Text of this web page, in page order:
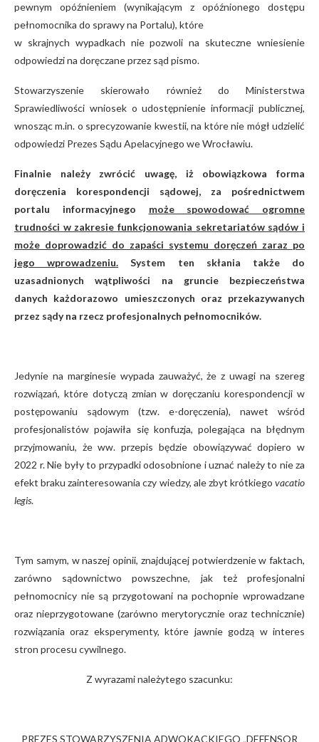
pewnym opóźnieniem (wynikającym z opóźnionego dostępu
pełnomocnika do sprawy na Portalu), które
w skrajnych wypadkach nie pozwoli na skuteczne wniesienie
odpowiedzi na doręczane przez sąd pismo.
Stowarzyszenie skierowało również do Ministerstwa
Sprawiedliwości wniosek o udostępnienie informacji publicznej,
wnosząc m.in. o sprecyzowanie kwestii, na które nie mógł udzielić
odpowiedzi Prezes Sądu Apelacyjnego we Wrocławiu.
Finalnie należy zwrócić uwagę, iż obowiązkowa forma
doręczenia korespondencji sądowej, za pośrednictwem
portalu informacyjnego może spowodować ogromne
trudności w zakresie funkcjonowania sekretariatów sądów i
może doprowadzić do zapaści systemu doręczeń zaraz po
jego wprowadzeniu. System ten skłania także do
uzasadnionych wątpliwości na gruncie bezpieczeństwa
danych każdorazowo umieszczonych oraz przekazywanych
przez sądy na rzecz profesjonalnych pełnomocników.
Jedynie na marginesie wypada zauważyć, że z uwagi na szereg
rozwiązań, które dotyczą zmian w doręczaniu korespondencji w
postępowaniu sądowym (tzw. e-doręczenia), nawet wśród
profesjonalistów pojawiła się konfuzja, polegająca na błędnym
przyjmowaniu, że ww. przepis będzie obowiązywać dopiero w
2022 r. Nie były to przypadki odosobnione i uznać należy to nie za
efekt braku zainteresowania czy wiedzy, ale zbyt krótkiego vacatio
legis.
Tym samym, w naszej opinii, znajdującej potwierdzenie w faktach,
zarówno sądownictwo powszechne, jak też profesjonalni
pełnomocnicy nie są przygotowani na pochopnie wprowadzane
oraz nieprzygotowane (zarówno merytorycznie oraz technicznie)
rozwiązania oraz eksperymenty, które jawnie godzą w interes
stron procesu cywilnego.
Z wyrazami należytego szacunku:
PREZES STOWARZYSZENIA ADWOKACKIEGO „DEFENSOR